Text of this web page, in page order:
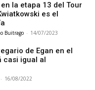
la etapa 13 del Tour
es el
Buitrago - 14/07/2023
de Egan en el
casi igual al
- 16/08/2022